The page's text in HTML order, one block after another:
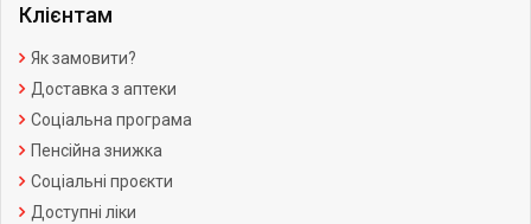
Клієнтам
Як замовити?
Доставка з аптеки
Соціальна програма
Пенсійна знижка
Соціальні проєкти
Доступні ліки